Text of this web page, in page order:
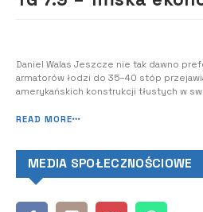
Daniel Walas Jeszcze nie tak dawno
armatorów łodzi do 35–40 stóp
amerykańskich konstrukcji tłustych w
bogate sterówki, grube wykładziny, w
READ MORE
MEDIA SPOŁECZNOŚCIOWE